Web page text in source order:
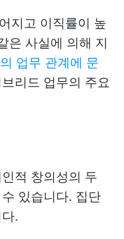
지고 이직률이 높
은 사실에 의해 지
업무 관계에 문
리드 업무의 주요
적 창의성의 두
있습니다. 집단
.